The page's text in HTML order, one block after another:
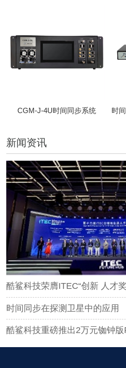
CGM-J-4U时间同步系统
新闻资讯
酷鲨科技荣膺ITEC“创新 人才奖” 以人才为引擎
时间同步在探测卫星中的应用
酷鲨科技重磅推出2万元铷钟